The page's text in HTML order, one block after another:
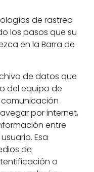
de rastreo
los pasos que su
en la Barra de
de datos que
del equipo de
por internet,
entre
Esa
de
o